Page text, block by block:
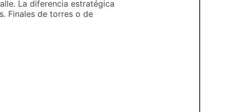
La diferencia estratégica
Finales de torres o de